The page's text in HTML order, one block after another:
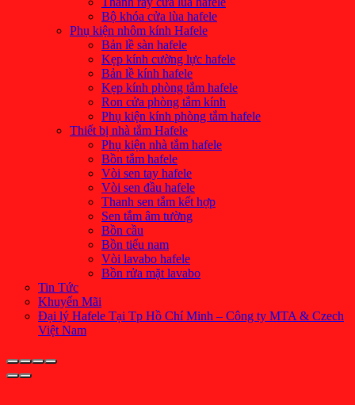
Bộ khóa cửa lùa hafele
Phụ kiện nhôm kính Hafele
Bản lề sàn hafele
Kẹp kính cường lực hafele
Bản lề kính hafele
Kẹp kính phòng tắm hafele
Ron cửa phòng tắm kính
Phụ kiện kính phòng tắm hafele
Thiết bị nhà tắm Hafele
Phụ kiện nhà tắm hafele
Bồn tắm hafele
Vòi sen tay hafele
Vòi sen đầu hafele
Thanh sen tắm kết hợp
Sen tắm âm tường
Bồn cầu
Bồn tiểu nam
Vòi lavabo hafele
Bồn rửa mặt lavabo
Tin Tức
Khuyến Mãi
Đại lý Hafele Tại Tp Hồ Chí Minh – Công ty MTA & Czech
Việt Nam